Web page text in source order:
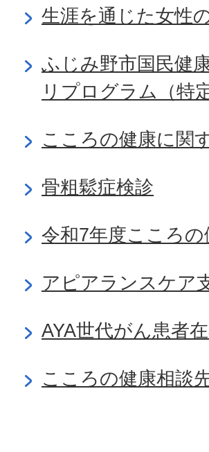
生涯を通じた女性
ふじみ野市国民健
リプログラム（特
こころの健康に関
骨粗鬆症検診
令和7年度こころ
アピアランスケア
AYA世代がん患者
こころの健康相談